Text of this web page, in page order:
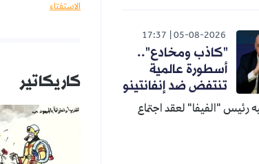
05-08-2026
17:37
"كاذب ومخادع"..
أسطورة عالمية
تنتفض ضد إنفانتينو
رئيس "الفيفا" لعقد اجتماع
الاستفتاء
كاريكاتير